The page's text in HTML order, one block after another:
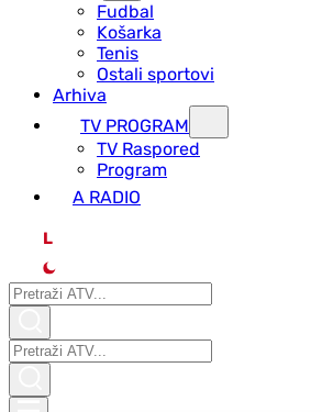
Fudbal
Košarka
Tenis
Ostali sportovi
Arhiva
TV PROGRAM
ТV Raspored
Program
A RADIO
L